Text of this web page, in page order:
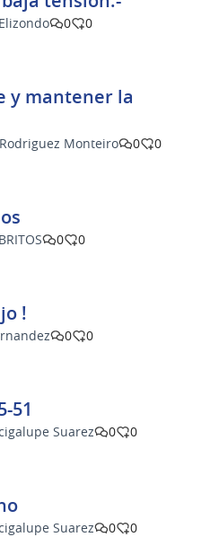
0 0
y mantener la
Monteiro 0 0
0 0
!
0 0
51
Suarez 0 0
Suarez 0 0